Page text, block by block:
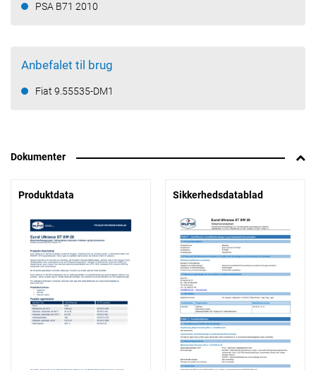
PSA B71 2010
Anbefalet til brug
Fiat 9.55535-DM1
Dokumenter
Produktdata Sikkerhedsdatablad